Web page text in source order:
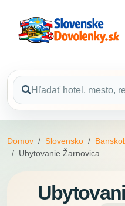
Domov Slovensko
Ubytovanie Žarnovica